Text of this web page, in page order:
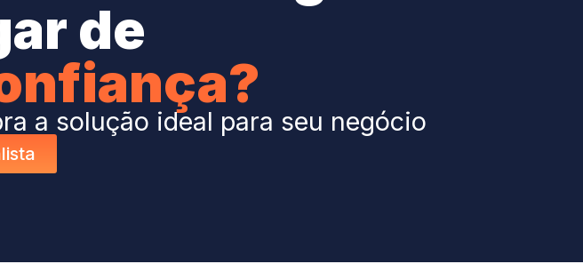
de
a solução ideal para seu negócio